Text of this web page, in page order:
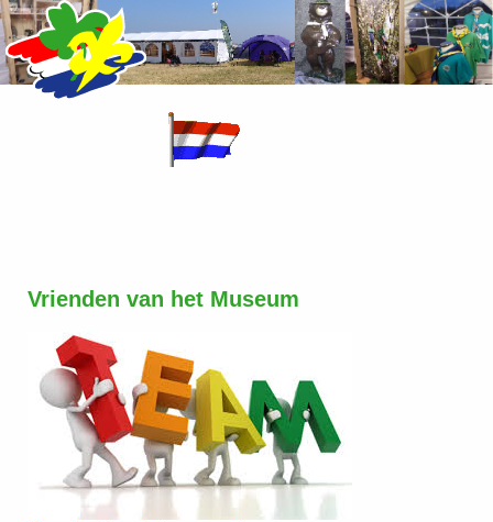
Vrienden van het Museum